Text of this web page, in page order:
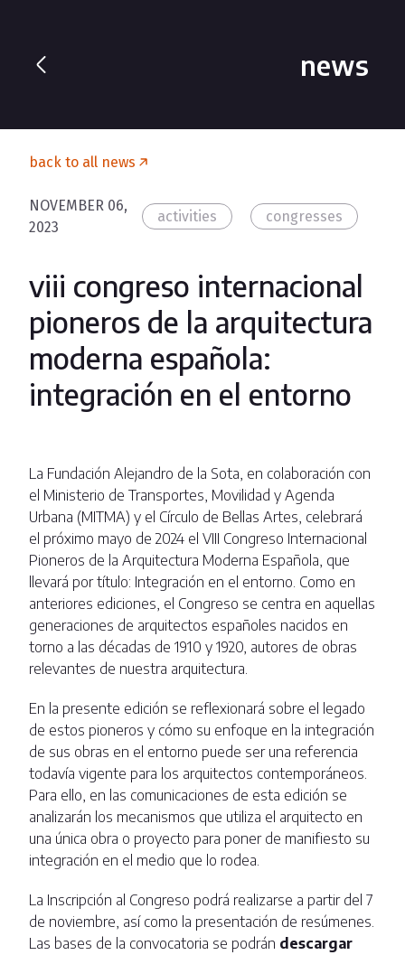
news
back to all news
NOVEMBER 06,
2023
activities congresses
viii congreso internacional
pioneros de la arquitectura
moderna española:
integración en el entorno
La Fundación Alejandro de la Sota, en colaboración con
el Ministerio de Transportes, Movilidad y Agenda
Urbana (MITMA) y el Círculo de Bellas Artes, celebrará
el próximo mayo de 2024 el VIII Congreso Internacional
Pioneros de la Arquitectura Moderna Española, que
llevará por título: Integración en el entorno. Como en
anteriores ediciones, el Congreso se centra en aquellas
generaciones de arquitectos españoles nacidos en
torno a las décadas de 1910 y 1920, autores de obras
relevantes de nuestra arquitectura.
En la presente edición se reflexionará sobre el legado
de estos pioneros y cómo su enfoque en la integración
de sus obras en el entorno puede ser una referencia
todavía vigente para los arquitectos contemporáneos.
Para ello, en las comunicaciones de esta edición se
analizarán los mecanismos que utiliza el arquitecto en
una única obra o proyecto para poner de manifiesto su
integración en el medio que lo rodea.
La Inscripción al Congreso podrá realizarse a partir del 7
de noviembre, así como la presentación de resúmenes.
Las bases de la convocatoria se podrán descargar